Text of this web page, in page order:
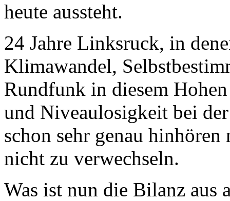
heute aussteht.
24 Jahre Linksruck, in
Klimawandel,
Rundfunk in diesem
und Niveaulosigkeit bei
schon sehr genau
nicht zu verwechseln.
Was ist nun die Bilanz aus